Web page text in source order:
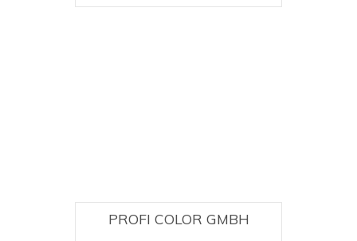
PROFI COLOR GMBH